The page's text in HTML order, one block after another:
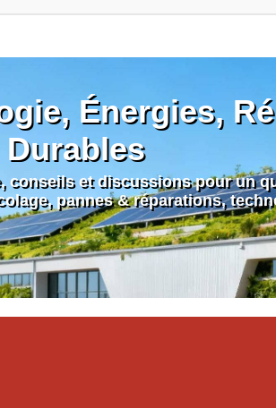
Énergies,
conseils et discussions pour un
pannes & réparations,